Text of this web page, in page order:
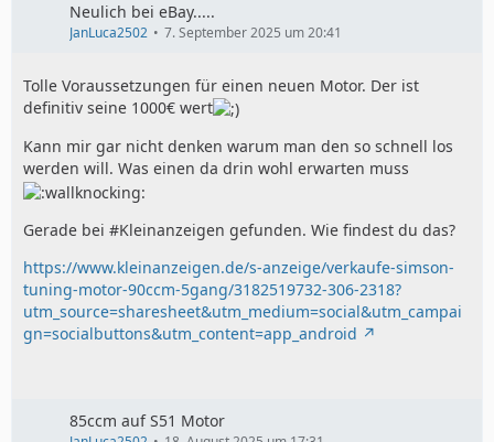
Neulich bei eBay.....
JanLuca2502 7. September 2025 um 20:41
Tolle Voraussetzungen für einen neuen Motor. Der ist
definitiv seine 1000€ wert
Kann mir gar nicht denken warum man den so schnell los
werden will. Was einen da drin wohl erwarten muss
Gerade bei #Kleinanzeigen gefunden. Wie findest du das?
https://www.kleinanzeigen.de/s-anzeige/verkaufe-simson-
tuning-motor-90ccm-5gang/3182519732-306-2318?
utm_source=sharesheet&utm_medium=social&utm_campai
gn=socialbuttons&utm_content=app_android
85ccm auf S51 Motor